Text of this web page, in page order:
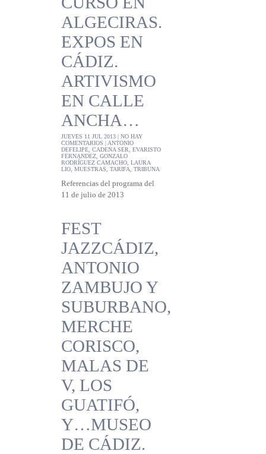
ALGECIRAS.
EXPOS EN
CÁDIZ.
ARTIVISMO
EN CALLE
ANCHA…
JUEVES 11 JUL 2013 | NO HAY
COMENTARIOS | ANTONIO
DEFELIPE CADENA SER
EVARISTO
FERNANDEZ GONZALO
RODRÍGUEZ CAMACHO LAURA
LIO MUESTRAS TARIFA TRIBUNA
Referencias del programa del
11 de julio de 2013
FEST
JAZZCÁDIZ,
ANTONIO
ZAMBUJO Y
SUBURBANO,
MERCHE
CORISCO,
MALAS DE
V, LOS
GUATIFÓ,
Y…MUSEO
DE CÁDIZ.